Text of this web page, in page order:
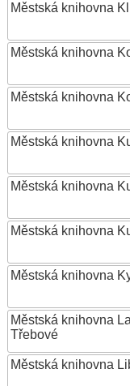
Městská knihovna
Městská knihovna
Městská knihovna
Městská knihovna
Městská knihovna
Městská knihovna
Městská knihovna
Městská knihovna
Třebové
Městská knihovna